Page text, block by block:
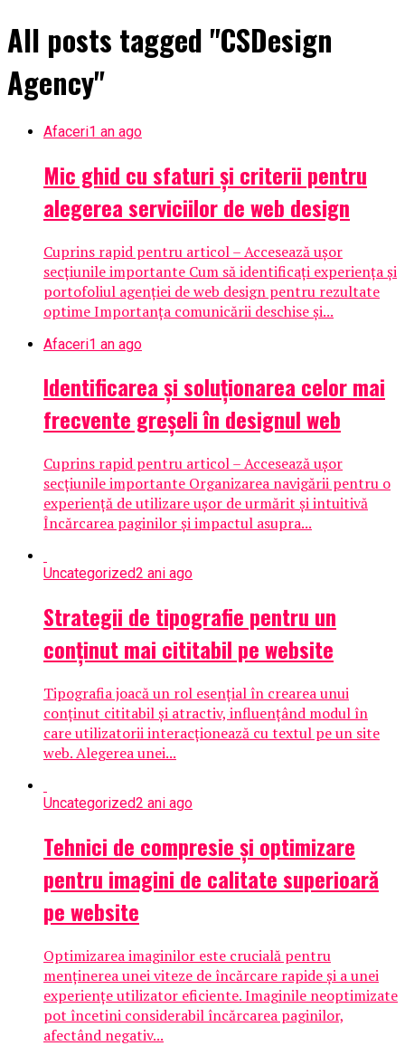
All posts tagged "CSDesign
Agency"
Afaceri1 an ago
Mic ghid cu sfaturi și criterii pentru
alegerea serviciilor de web design
Cuprins rapid pentru articol – Accesează ușor
secțiunile importante Cum să identificați experiența și
portofoliul agenției de web design pentru rezultate
optime Importanța comunicării deschise și...
Afaceri1 an ago
Identificarea și soluționarea celor mai
frecvente greșeli în designul web
Cuprins rapid pentru articol – Accesează ușor
secțiunile importante Organizarea navigării pentru o
experiență de utilizare ușor de urmărit și intuitivă
Încărcarea paginilor și impactul asupra...
Uncategorized2 ani ago
Strategii de tipografie pentru un
conținut mai cititabil pe website
Tipografia joacă un rol esențial în crearea unui
conținut cititabil și atractiv, influențând modul în
care utilizatorii interacționează cu textul pe un site
web. Alegerea unei...
Uncategorized2 ani ago
Tehnici de compresie și optimizare
pentru imagini de calitate superioară
pe website
Optimizarea imaginilor este crucială pentru
menținerea unei viteze de încărcare rapide și a unei
experiențe utilizator eficiente. Imaginile neoptimizate
pot încetini considerabil încărcarea paginilor,
afectând negativ...